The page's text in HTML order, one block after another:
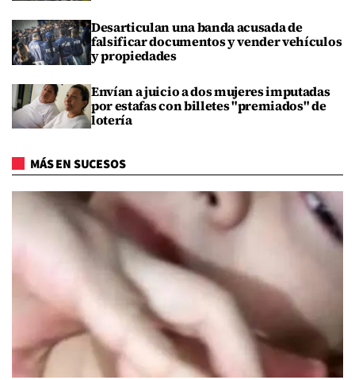
Desarticulan una banda acusada de
falsificar documentos y vender vehículos
y propiedades
Envían a juicio a dos mujeres imputadas
por estafas con billetes "premiados" de
lotería
MÁS EN SUCESOS